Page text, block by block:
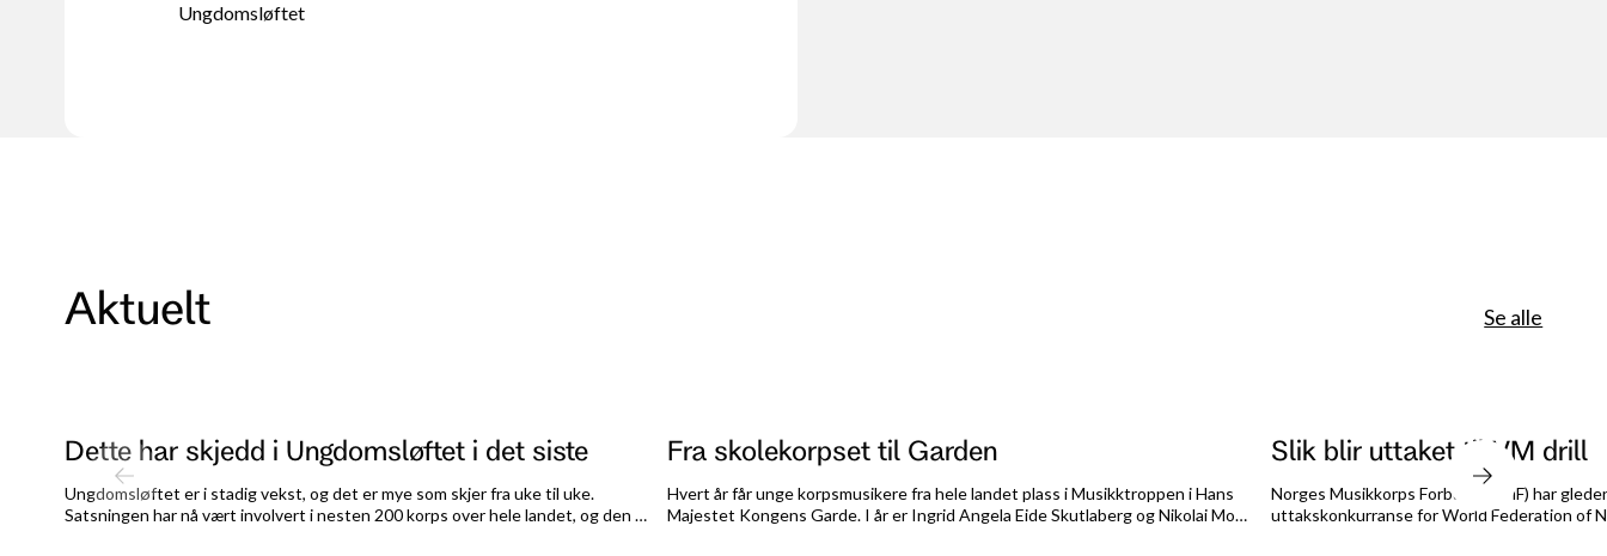
Ungdomsløftet
Aktuelt Se alle
Dette har skjedd i Ungdomsløftet i det siste
Ungdomsløftet er i stadig vekst, og det er mye som skjer fra uke til uke.
Satsningen har nå vært involvert i nesten 200 korps over hele landet, og den er
Fra skolekorpset til Garden
Hvert år får unge korpsmusikere fra hele landet plass i Musikktroppen i Hans
Majestet Kongens Garde. I år er Ingrid Angela Eide Skutlaberg og Nikolai Mo
Slik blir uttaket til VM drill
Norges Musikkorps Forbund (NMF) har
uttakskonkurranse for World Federation of